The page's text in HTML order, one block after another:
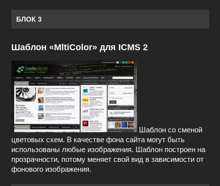
БЛОК 3
Шаблон «MltiColor» для ICMS 2
Шаблон со сменой
цветовых схем. В качестве фона сайта могут быть
использованы любые изображения. Шаблон построен на
прозрачности, потому меняет свой вид в зависимости от
фонового изображения.